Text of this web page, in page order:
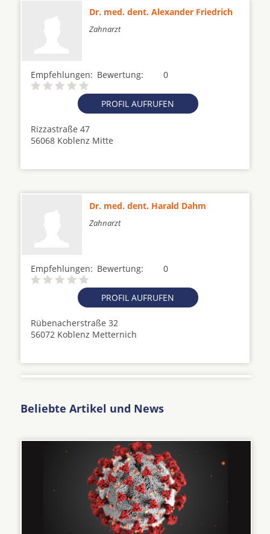
Dr. med. dent. Alexander Friedrich
Zahnarzt
Empfehlungen: 0
Bewertung:
PROFIL AUFRUFEN
Rizzastraße 47
56068 Koblenz Mitte
Dr. med. dent. Harald Dahm
Zahnarzt
Empfehlungen: 0
Bewertung:
PROFIL AUFRUFEN
Rübenacherstraße 32
56072 Koblenz Metternich
Beliebte Artikel und News